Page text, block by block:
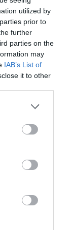
utilized by
prior to
further
parties on the
may
IAB’s List of
it to other
destacado la
la
al
de
pueden
«un estadio
y el
de
ha